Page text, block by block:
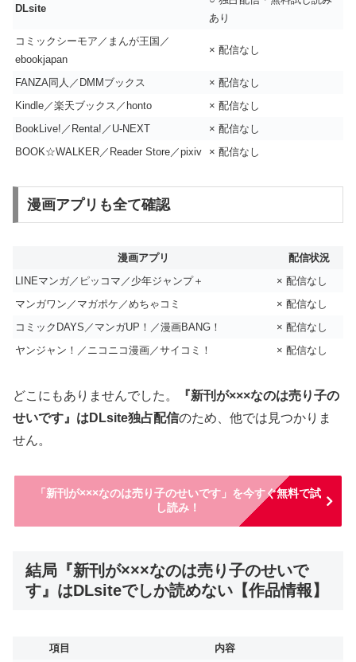
DLsite
あり
コミックシーモア／まんが王国／
ebookjapan
× 配信なし
FANZA同人／DMMブックス
× 配信なし
Kindle／楽天ブックス／honto
× 配信なし
BookLive!／Renta!／U-NEXT
× 配信なし
BOOK☆WALKER／Reader Store／pixiv
× 配信なし
漫画アプリも全て確認
漫画アプリ
配信状況
LINEマンガ／ピッコマ／少年ジャンプ＋
× 配信なし
マンガワン／マガポケ／めちゃコミ
× 配信なし
コミックDAYS／マンガUP！／漫画BANG！
× 配信なし
ヤンジャン！／ニコニコ漫画／サイコミ！
× 配信なし
どこにもありませんでした。
『新刊が×××なのは売り子の
せいです』はDLsite独占配信のため、他では見つかりま
せん。
「新刊が×××なのは売り子のせいです」を今すぐ無料で試
し読み！
結局『新刊が×××なのは売り子のせいで
す』はDLsiteでしか読めない【作品情報】
項目
内容